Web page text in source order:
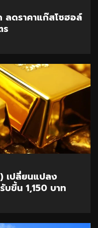
ลดราคาแก๊สโซฮอล์
ร
เปลี่ยนแปลง
ขึ้น 1,150 บาท